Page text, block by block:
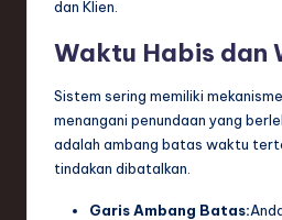
dan Klien.
Waktu Habis dan
Sistem sering memiliki
menangani penundaan yang
adalah ambang batas waktu
tindakan dibatalkan.
Garis Ambang Batas: